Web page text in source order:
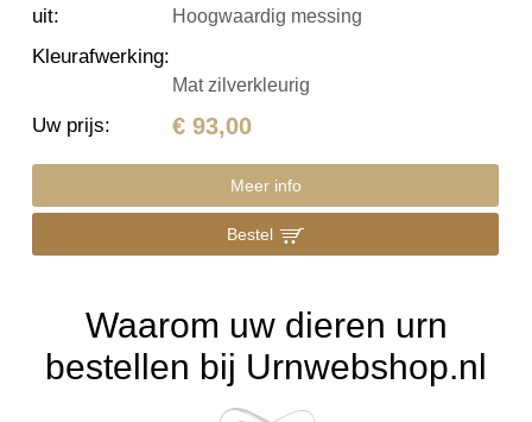
uit: Hoogwaardig messing
Kleurafwerking:
Mat zilverkleurig
Uw prijs: € 93,00
Meer info
Bestel
Waarom uw dieren urn
bestellen bij Urnwebshop.nl